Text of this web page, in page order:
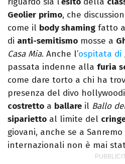
Geolier primo, che
come il body shaming fatto a
di anti-semitismo mosse a
Casa Mia. Anche l’ospitata di
passata indenne alla furia
come dare torto a chi ha
presenza del divo
costretto a ballare il Ballo
siparietto al limite del
giovani, anche se a
internazionali non è mai